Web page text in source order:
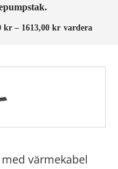
kr – 1613,00 kr Prisintervall:
1130,00 kr
vardera
värmekabel